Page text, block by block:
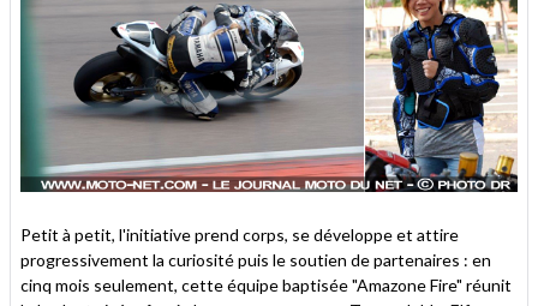
Petit à petit, l'initiative prend corps, se développe et attire
progressivement la curiosité puis le soutien de partenaires : en
cinq mois seulement, cette équipe baptisée "Amazone Fire" réunit